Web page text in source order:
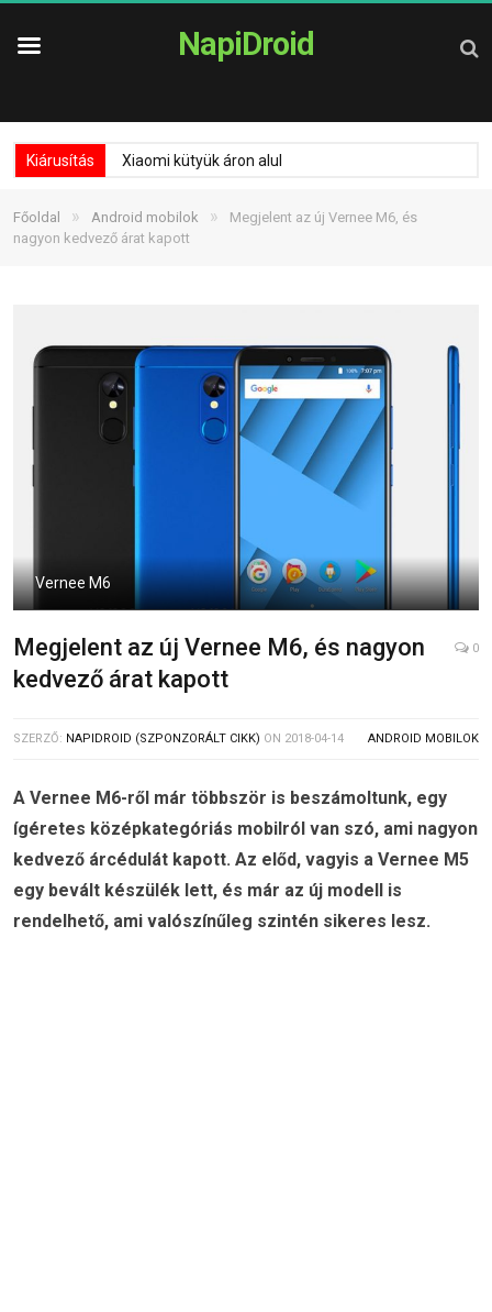
NapiDroid
Kiárusítás Xiaomi kütyük áron alul
Főoldal » Android mobilok »
Megjelent az új Vernee M6, és
nagyon kedvező árat kapott
Vernee M6
Megjelent az új Vernee M6, és nagyon
kedvező árat kapott
0
SZERZŐ: NAPIDROID (SZPONZORÁLT CIKK) ON 2018-04-14 ANDROID MOBILOK
A Vernee M6-ről már többször is beszámoltunk, egy
ígéretes középkategóriás mobilról van szó, ami nagyon
kedvező árcédulát kapott. Az előd, vagyis a Vernee M5
egy bevált készülék lett, és már az új modell is
rendelhető, ami valószínűleg szintén sikeres lesz.